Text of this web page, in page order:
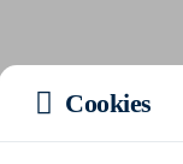
Merkmale
Cookies